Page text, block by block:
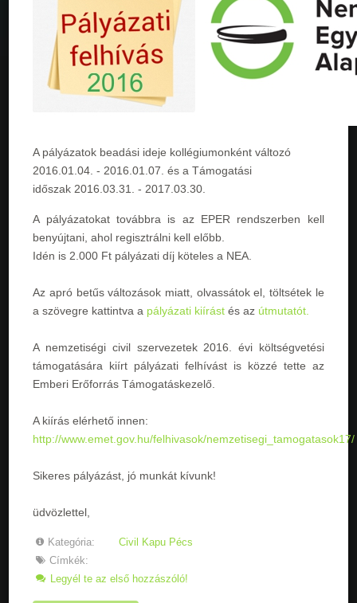
A pályázatok beadási ideje kollégiumonként változó
2016.01.04. - 2016.01.07 . és a Támogatási
időszak 2016.03.31. - 2017.03.30
A pályázatokat továbbra is az EPER rendszerben kell
benyújtani, ahol regisztrálni kell előbb.
Idén is 2.000 Ft pályázati díj köteles a NEA.
Az apró betűs változások miatt, olvassátok el, töltsétek le
a szövegre kattintva a pályázati kiírást és az útmutatót.
A nemzetiségi civil szervezetek 2016. évi költségvetési
támogatására kiírt pályázati felhívást is közzé tette az
Emberi Erőforrás Támogatáskezelő.
A kiírás elérhető innen:
http://www.emet.gov.hu/felhivasok/nemzetisegi_tamogatasok17/
Sikeres pályázást, jó munkát kívunk!
üdvözlettel,
Kategória:
Civil Kapu Pécs
Címkék:
Legyél te az első hozzászóló!